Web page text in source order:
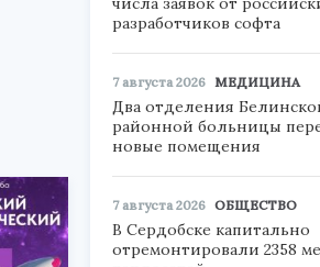
разработчиков софта
7 августа 2026 МЕДИЦИНА
Два отделения
районной больницы
новые помещения
7 августа 2026 ОБЩЕСТВО
В Сердобске капитально
отремонтировали 2358